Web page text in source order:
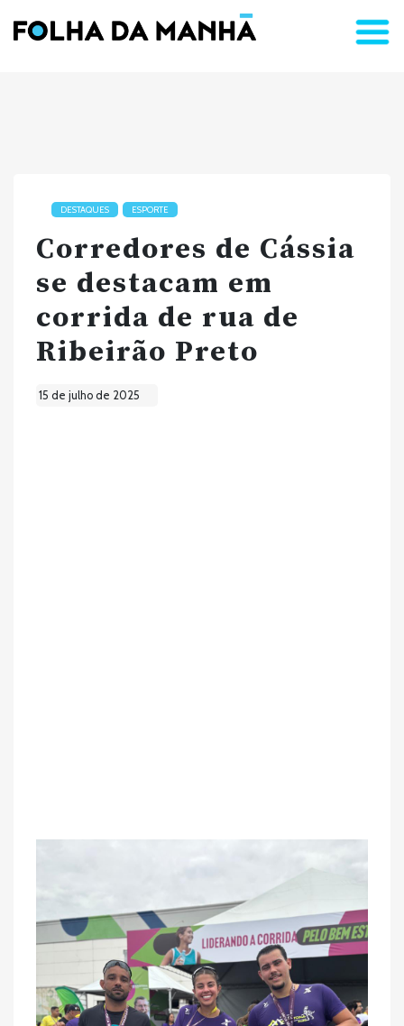
DESTAQUES ESPORTE
Corredores de Cássia
se destacam em
corrida de rua de
Ribeirão Preto
15 de julho de 2025